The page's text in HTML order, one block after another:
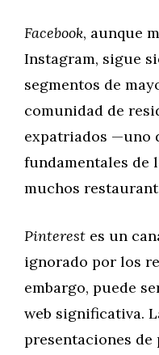
Facebook, aunque
Instagram, sigue
segmentos de
comunidad de
expatriados —uno
fundamentales de
muchos
Pinterest es un
ignorado por los
embargo, puede
web significativa.
presentaciones